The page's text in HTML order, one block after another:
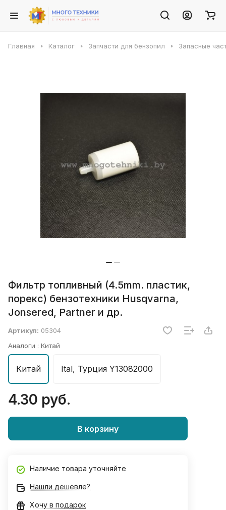
Главная Каталог Запчасти для бензопил Запасные
Фильтр топливный (4.5mm. пластик,
порекс) бензотехники Husqvarna,
Jonsered, Partner и др.
Артикул: 05304
Аналоги : Китай
Китай Ital, Турция Y13082000
4.30 руб.
В корзину
Наличие товара уточняйте
Нашли дешевле?
Хочу в подарок